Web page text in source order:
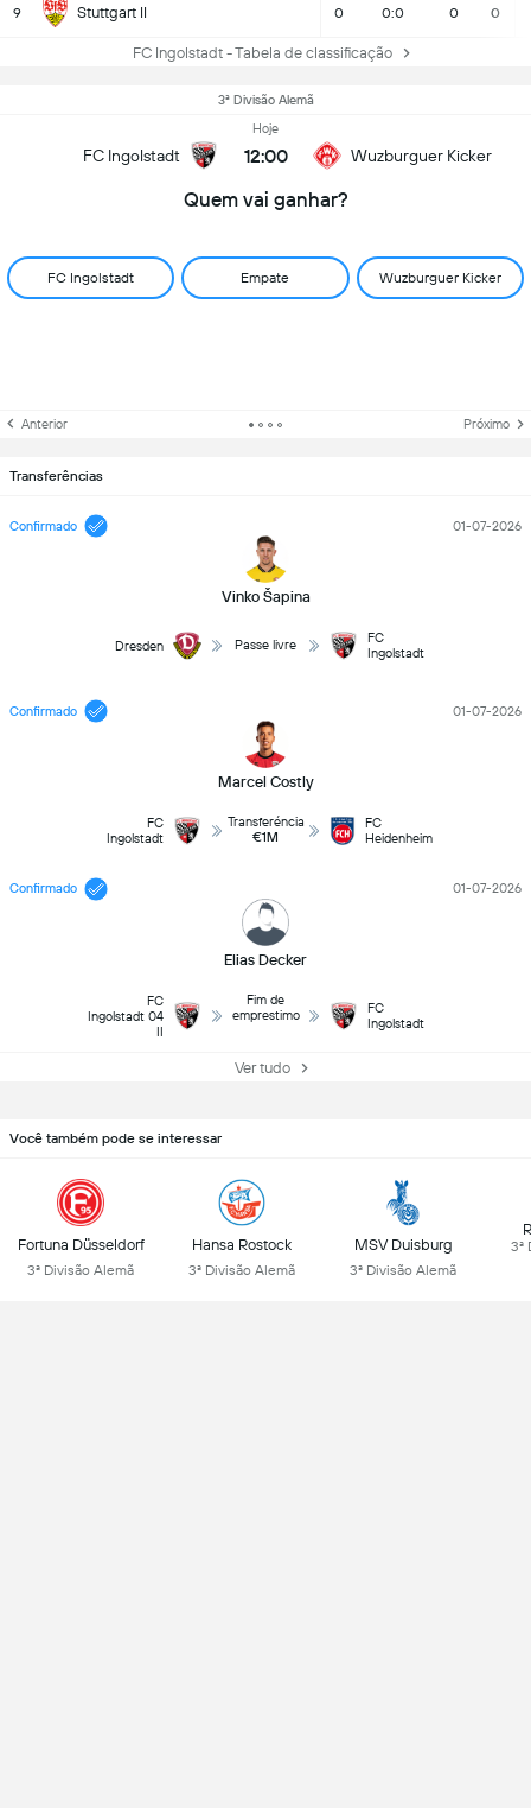
9 Stuttgart II 0 0:0 0 0
FC Ingolstadt - Tabela de classificação
3ª Divisão Alemã
FC Ingolstadt
Hoje
12:00 Wuzburguer Kicker
Quem vai ganhar?
FC Ingolstadt Empate Wuzburguer Kicker
Anterior Próximo
Transferências
Confirmado
Vinko Šapina
01-07-2026
Dresden Passe livre
FC
Ingolstadt
Confirmado
Marcel Costly
01-07-2026
FC
Ingolstadt
Transferéncia
€1M
FC
Heidenheim
Confirmado
Elias Decker
01-07-2026
FC
Ingolstadt 04
II
Fim de
emprestimo
FC
Ingolstadt
Ver tudo
Você também pode se interessar
Fortuna Düsseldorf
3ª Divisão Alemã
Hansa Rostock
3ª Divisão Alemã
MSV Duisburg
3ª Divisão Alemã
3ª